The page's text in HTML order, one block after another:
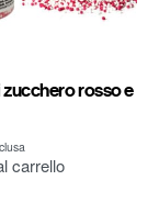
zucchero rosso e
carrello